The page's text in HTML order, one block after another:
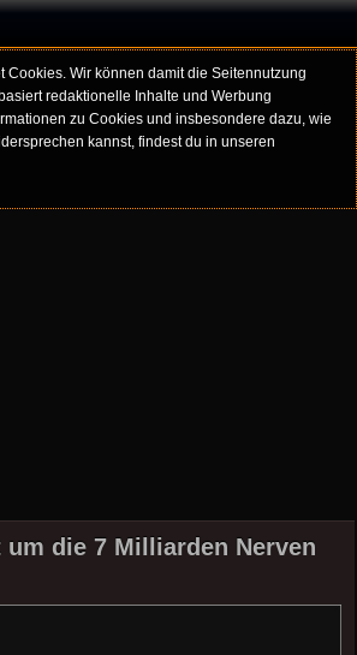
Cookies. Wir können damit die Seitennutzung
redaktionelle Inhalte und Werbung
zu Cookies und insbesondere dazu, wie
kannst, findest du in unseren
um die 7 Milliarden Nerven